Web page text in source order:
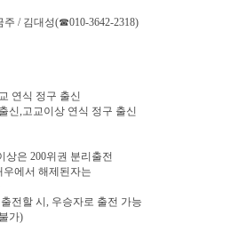
주 / 김대성(☎010-3642-2318)
연식 정구 출신
신,고교이상 연식 정구 출신
상은 200위권 분리출전
에서 해제된자는
전할 시, 우승자로 출전 가능
가)